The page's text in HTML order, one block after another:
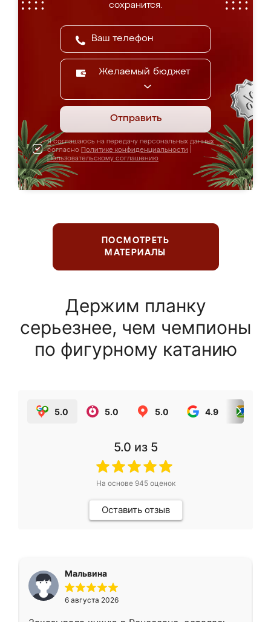
сохранится.
Желаемый бюджет
Отправить
Я соглашаюсь на передачу персональных данных
согласно Политике конфиденциальности
Пользовательскому соглашению
ПОСМОТРЕТЬ
МАТЕРИАЛЫ
Держим планку
серьезнее, чем чемпионы
по фигурному катанию
5.0 5.0 5.0 4.9
5.0 из 5
На основе 945оценок
Оставить отзыв
Мальвина
6 августа 2026